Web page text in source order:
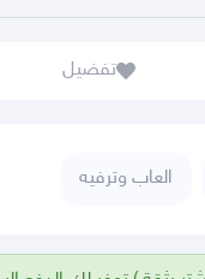
تفضيل
العاب وترفيه